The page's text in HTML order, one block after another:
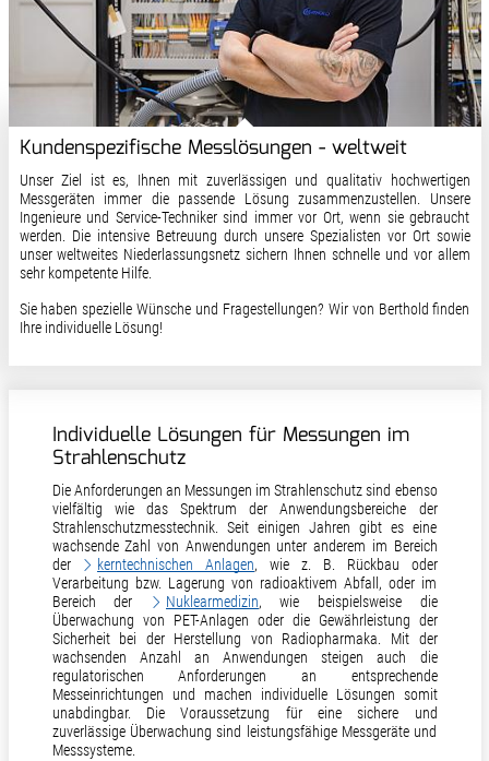
Kundenspezifische Messlösungen - weltweit
Unser Ziel ist es, Ihnen mit zuverlässigen und qualitativ hochwertigen
Messgeräten immer die passende Lösung zusammenzustellen. Unsere
Ingenieure und Service-Techniker sind immer vor Ort, wenn sie gebraucht
werden. Die intensive Betreuung durch unsere Spezialisten vor Ort sowie
unser weltweites Niederlassungsnetz sichern Ihnen schnelle und vor allem
sehr kompetente Hilfe.
Sie haben spezielle Wünsche und Fragestellungen? Wir von Berthold finden
Ihre individuelle Lösung!
Individuelle Lösungen für Messungen im
Strahlenschutz
Die Anforderungen an Messungen im Strahlenschutz sind ebenso
vielfältig wie das Spektrum der Anwendungsbereiche der
Strahlenschutzmesstechnik. Seit einigen Jahren gibt es eine
wachsende Zahl von Anwendungen unter anderem im Bereich
der
kerntechnischen Anlagen, wie z. B. Rückbau oder
Verarbeitung bzw. Lagerung von radioaktivem Abfall, oder im
Bereich der
Nuklearmedizin, wie beispielsweise die
Überwachung von PET-Anlagen oder die Gewährleistung der
Sicherheit bei der Herstellung von Radiopharmaka. Mit der
wachsenden Anzahl an Anwendungen steigen auch die
regulatorischen Anforderungen an entsprechende
Messeinrichtungen und machen individuelle Lösungen somit
unabdingbar. Die Voraussetzung für eine sichere und
zuverlässige Überwachung sind leistungsfähige Messgeräte und
Messsysteme.